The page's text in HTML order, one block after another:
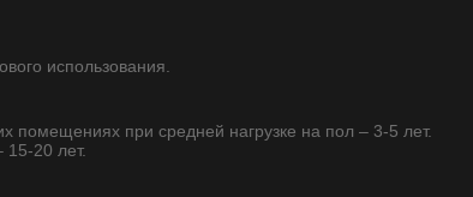
использования.
помещениях при средней нагрузке на пол – 3-5 лет.
15-20 лет.